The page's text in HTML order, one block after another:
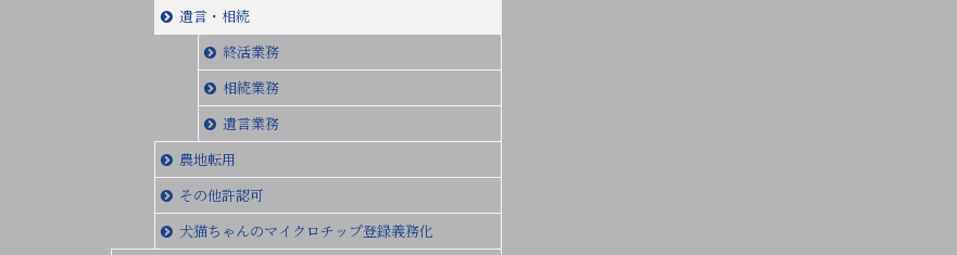
遺言・相続
終活業務
相続業務
遺言業務
農地転用
その他許認可
犬猫ちゃんのマイクロチップ登録義務化